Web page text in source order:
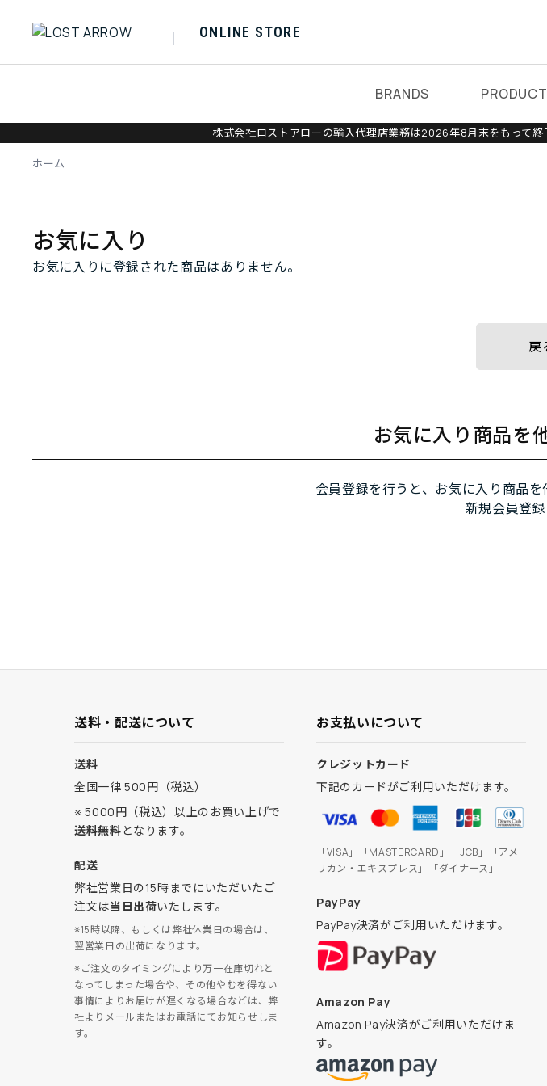
ONLINE STORE
BRANDS
株式会社ロストアローの輸入代理店業務は2026年8月末をもって終
ホーム
お気に入り
お気に入りに登録された商品はありません。
戻
お気に入り商品を
会員登録を行うと、お気に入り商品を
新規会員登録
送料・配送について
送料
全国一律 500円（税込）
※ 5000円（税込）以上のお買い上げで
送料無料となります。
配送
弊社営業日の15時までにいただいたご
注文は当日出荷いたします。
※15時以降、もしくは弊社休業日の場合は、
翌営業日の出荷になります。
※ご注文のタイミングにより万一在庫切れと
なってしまった場合や、その他やむを得ない
事情によりお届けが遅くなる場合などは、弊
社よりメールまたはお電話にてお知らせしま
す。
お支払いについて
クレジットカード
下記のカードがご利用いただけます。
「VISA」「MASTERCARD」「JCB」「アメ
リカン・エキスプレス」「ダイナース」
PayPay
PayPay決済がご利用いただけます。
Amazon Pay
Amazon Pay決済がご利用いただけま
す。